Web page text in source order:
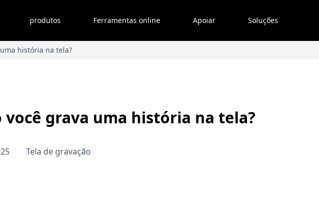
produtos Ferramentas online Apoiar Soluções
história na tela?
grava uma história na tela?
Tela de gravação